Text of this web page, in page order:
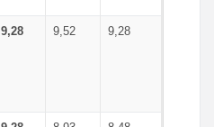
9,28 9,52 9,28